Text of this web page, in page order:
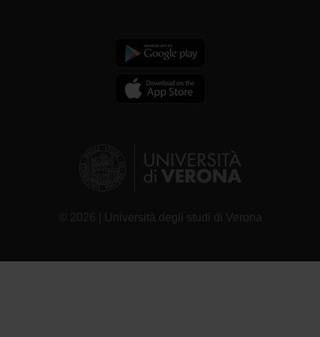
© 2026 | Università degli studi di Verona